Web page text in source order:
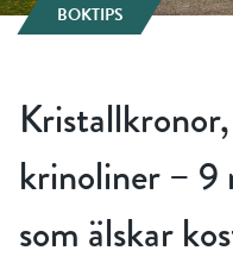
BOKTIPS
krinoliner – 9
som älskar